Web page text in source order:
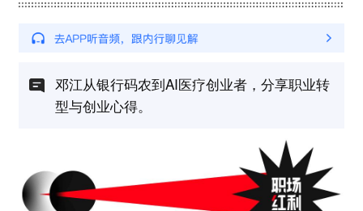
邓江从银行码农到AI医疗创业者，分享职业转
型与创业心得。